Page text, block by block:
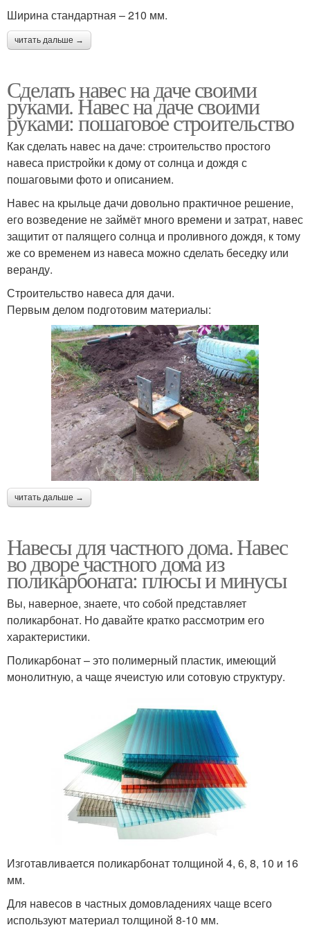
Ширина стандартная – 210 мм.
читать дальше →
Сделать навес на даче своими
руками. Навес на даче своими
руками: пошаговое строительство
Как сделать навес на даче: строительство простого
навеса пристройки к дому от солнца и дождя с
пошаговыми фото и описанием.
Навес на крыльце дачи довольно практичное решение,
его возведение не займёт много времени и затрат, навес
защитит от палящего солнца и проливного дождя, к тому
же со временем из навеса можно сделать беседку или
веранду.
Строительство навеса для дачи.
Первым делом подготовим материалы:
читать дальше →
Навесы для частного дома. Навес
во дворе частного дома из
поликарбоната: плюсы и минусы
Вы, наверное, знаете, что собой представляет
поликарбонат. Но давайте кратко рассмотрим его
характеристики.
Поликарбонат – это полимерный пластик, имеющий
монолитную, а чаще ячеистую или сотовую структуру.
Изготавливается поликарбонат толщиной 4, 6, 8, 10 и 16
мм.
Для навесов в частных домовладениях чаще всего
используют материал толщиной 8-10 мм.